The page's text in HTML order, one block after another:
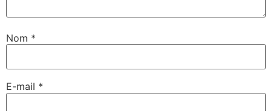
Nom *
E-mail *